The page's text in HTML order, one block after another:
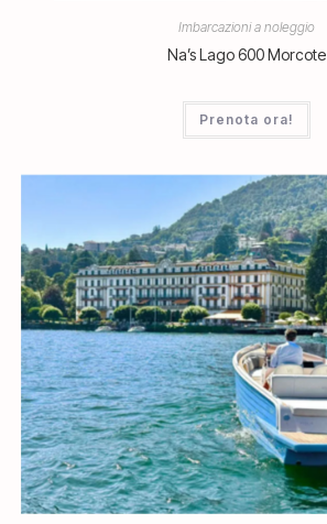
Imbarcazioni a noleggio
Na’s Lago 600 Morcote
Prenota ora!